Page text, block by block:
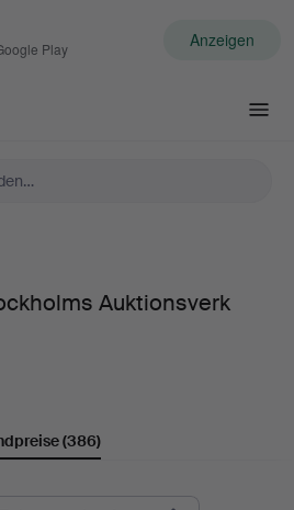
Play Anzeigen
Auktionsverk
(386)